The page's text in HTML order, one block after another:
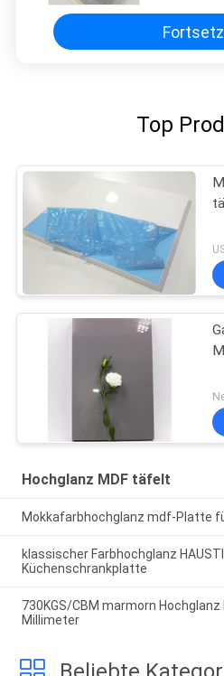
Top
Hochglanz MDF täfelt
Mokkafarbhochglanz mdf-Platte
klassischer Farbhochglanz
Küchenschrankplatte
730KGS/CBM marmorn
Millimeter